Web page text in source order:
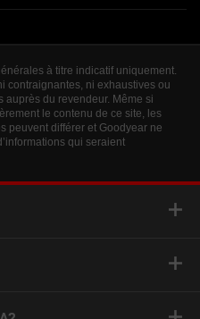
à titre indicatif uniquement.
contraignantes, ni exhaustives ou
auprès du revendeur. Même si
le contenu de ce site, les
peuvent différer et Goodyear ne
qui seraient